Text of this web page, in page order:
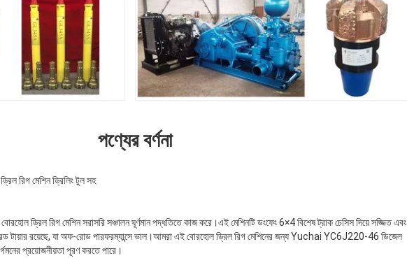
পণ্যের বর্ণনা
রিগ মেশিন ড্রিলিং টুল সহ
ড্রিল রিগ মেশিন সরাসরি সঞ্চালন ঘূর্ণমান পদ্ধতিতে কাজ করে।এই মেশিনটি ডংফেং 6×4 বিশেষ ট্রাক চেসিস দিয়ে সজ্জিত এবং
টায়ার রয়েছে, যা অফ-রোড পারফরম্যান্সে ভাল।আমরা এই বোরহোল ড্রিল রিগ মেশিনের জন্য Yuchai YC6J220-46 ডিজেল
প্রয়োজনীয়তা পূরণ করতে পারে।